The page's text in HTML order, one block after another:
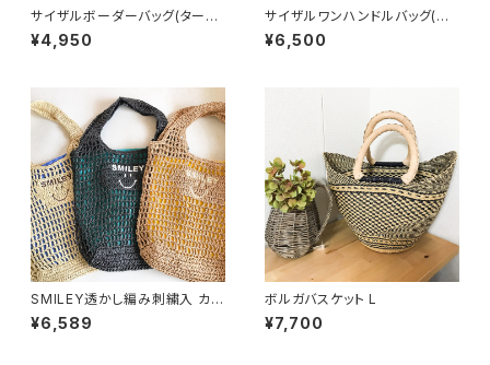
サイザルボーダーバッグ(ターコ
イズ)
¥4,950
サイザルワンハンドルバッグ(プ
ラチナx白)
¥6,500
SMILEY透かし編み刺繍入 カゴ
バッグ
¥6,589
ボルガバスケット L
¥7,700